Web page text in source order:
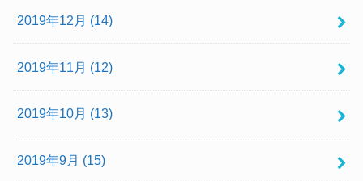
2019年12月 (14)
2019年11月 (12)
2019年10月 (13)
2019年9月 (15)